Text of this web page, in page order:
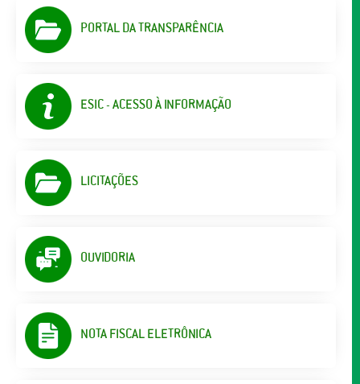
PORTAL DA TRANSPARÊNCIA
ESIC - ACESSO À INFORMAÇÃO
LICITAÇÕES
OUVIDORIA
NOTA FISCAL ELETRÔNICA